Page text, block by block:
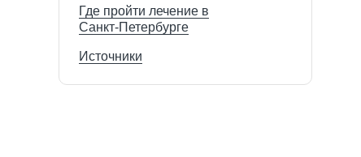
Где пройти лечение в
Санкт‑Петербурге
Источники